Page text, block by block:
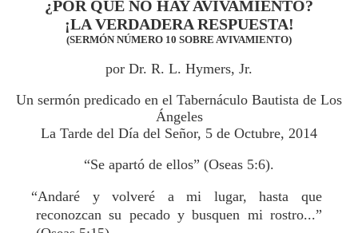
¿POR QUÉ NO HAY AVIVAMIENTO?
¡LA VERDADERA RESPUESTA!
(SERMÓN NÚMERO 10 SOBRE AVIVAMIENTO)
por Dr. R. L. Hymers, Jr.
Un sermón predicado en el Tabernáculo Bautista de Los
Ángeles
La Tarde del Día del Señor, 5 de Octubre, 2014
“Se apartó de ellos” (Oseas 5:6).
“Andaré y volveré a mi lugar, hasta que
reconozcan su pecado y busquen mi rostro...”